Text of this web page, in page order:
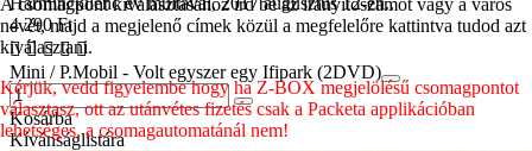
4 290 Ft
Mini / P.Mobil - Volt egyszer egy Ifipark (2DVD)
Kosárba
Kívánságlistára
nevét, majd a megjelenő címek közül a megfelelőre kattintva tudod azt
kiválasztani.
Kérjük, vedd figyelembe hogy ha Z-BOX megjelölésű csomagpontot
választasz, ott az utánvétes fizetés csak a Packeta applikációban
lehetséges, a csomagautomatánál nem!